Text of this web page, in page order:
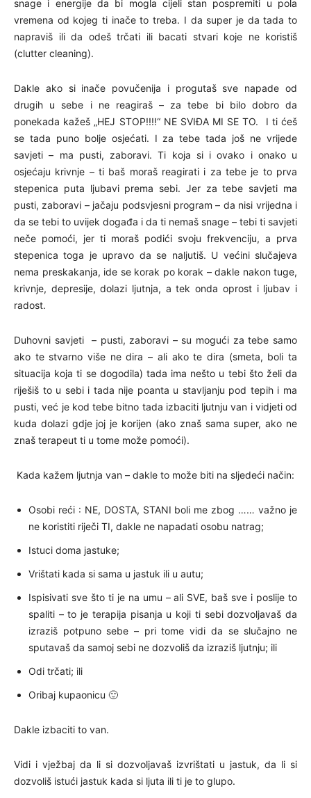
snage i energije da bi mogla cijeli stan pospremiti u pola
vremena od kojeg ti inače to treba. I da super je da tada to
napraviš ili da odeš trčati ili bacati stvari koje ne koristiš
(clutter cleaning).
Dakle ako si inače povučenija i progutaš sve napade od
drugih u sebe i ne reagiraš – za tebe bi bilo dobro da
ponekada kažeš „HEJ STOP!!!!“ NE SVIĐA MI SE TO. I ti ćeš
se tada puno bolje osjećati. I za tebe tada još ne vrijede
savjeti – ma pusti, zaboravi. Ti koja si i ovako i onako u
osjećaju krivnje – ti baš moraš reagirati i za tebe je to prva
stepenica puta ljubavi prema sebi. Jer za tebe savjeti ma
pusti, zaboravi – jačaju podsvjesni program – da nisi vrijedna i
da se tebi to uvijek događa i da ti nemaš snage – tebi ti savjeti
neče pomoći, jer ti moraš podići svoju frekvenciju, a prva
stepenica toga je upravo da se naljutiš. U većini slučajeva
nema preskakanja, ide se korak po korak – dakle nakon tuge,
krivnje, depresije, dolazi ljutnja, a tek onda oprost i ljubav i
radost.
Duhovni savjeti – pusti, zaboravi – su mogući za tebe samo
ako te stvarno više ne dira – ali ako te dira (smeta, boli ta
situacija koja ti se dogodila) tada ima nešto u tebi što želi da
riješiš to u sebi i tada nije poanta u stavljanju pod tepih i ma
pusti, već je kod tebe bitno tada izbaciti ljutnju van i vidjeti od
kuda dolazi gdje joj je korijen (ako znaš sama super, ako ne
znaš terapeut ti u tome može pomoći).
Kada kažem ljutnja van – dakle to može biti na sljedeći način:
Osobi reći : NE, DOSTA, STANI boli me zbog …… važno je
ne koristiti riječi TI, dakle ne napadati osobu natrag;
Istuci doma jastuke;
Vrištati kada si sama u jastuk ili u autu;
Ispisivati sve što ti je na umu – ali SVE, baš sve i poslije to
spaliti – to je terapija pisanja u koji ti sebi dozvoljavaš da
izraziš potpuno sebe – pri tome vidi da se slučajno ne
sputavaš da samoj sebi ne dozvoliš da izraziš ljutnju; ili
Odi trčati; ili
Oribaj kupaonicu 🙂
Dakle izbaciti to van.
Vidi i vježbaj da li si dozvoljavaš izvrištati u jastuk, da li si
dozvoliš istući jastuk kada si ljuta ili ti je to glupo.